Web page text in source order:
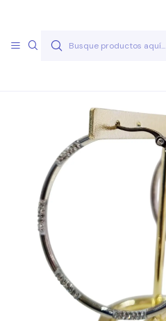
Inicio Joyas Acero Quirúgico
Aros A.Q. Plateados